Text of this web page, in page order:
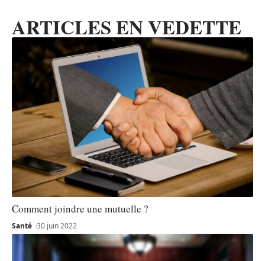
ARTICLES EN VEDETTE
Comment joindre une mutuelle ?
Santé 30 juin 2022